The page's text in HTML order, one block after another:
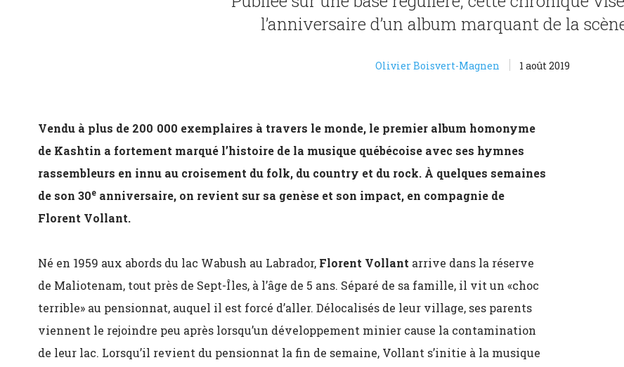
l’anniversaire d’un album marquant de la
Olivier Boisvert-Magnen 1 août 2019
Vendu à plus de 200 000 exemplaires à travers le monde, le premier album homonyme
de Kashtin a fortement marqué l’histoire de la musique québécoise avec ses hymnes
rassembleurs en innu au croisement du folk, du country et du rock. À quelques semaines
de son 30eanniversaire, on revient sur sa genèse et son impact, en compagnie de
Florent Vollant.
Né en 1959 aux abords du lac Wabush au Labrador, Florent Vollant arrive dans la réserve
de Maliotenam, tout près de Sept-Îles, à l’âge de 5 ans. Séparé de sa famille, il vit un «choc
terrible» au pensionnat, auquel il est forcé d’aller. Délocalisés de leur village, ses parents
viennent le rejoindre peu après lorsqu’un développement minier cause la contamination
de leur lac. Lorsqu’il revient du pensionnat la fin de semaine, Vollant s’initie à la musique